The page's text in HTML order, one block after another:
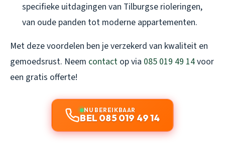
specifieke uitdagingen van Tilburgse rioleringen,
van oude panden tot moderne appartementen.
Met deze voordelen ben je verzekerd van kwaliteit en
gemoedsrust. Neem contact op via 085 019 49 14voor
een gratis offerte!
NU BEREIKBAAR
BEL 085 019 49 14